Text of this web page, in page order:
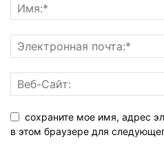
сохраните мое имя, адрес
в этом браузере для